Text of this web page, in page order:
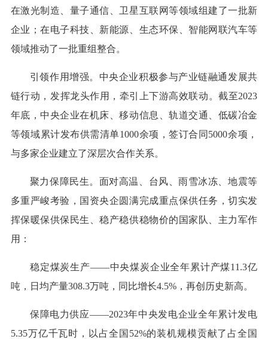
在激光制造、量子通信、卫星互联网等领域组建了一批新
企业；在电子科技、新能源、生态环保、智能网联汽车等
领域推动了一批重组整合。
引领作用增强。中央企业积极参与产业链融通发展共
链行动，发挥龙头作用，牵引上下游高效联动。截至2023
年底，中央企业在机床、移动信息、轨道交通、低碳冶金
等领域累计发布供需清单1000余项，签订合同5000余项，
与多家企业建立了深层次合作关系。
聚力保障民生。面对高温、台风、雨雪冰冻、地震等
多重严峻考验，国资央企圆满完成重点保供任务，切实发
挥保暖保供保民生、稳产稳供稳物价的国家队、主力军作
用：
稳定煤炭生产——中央煤炭企业全年累计产煤11.3亿
吨，日均产量308.3万吨，同比增长4.5%，再创历史新高。
保障电力供应——2023年中央发电企业全年累计发电
5.35万亿千瓦时，以占全国52%的装机规模贡献了占全国